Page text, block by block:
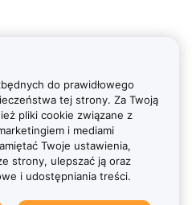
do prawidłowego
tej strony. Za Twoją
pliki cookie związane z
i mediami
Twoje ustawienia,
strony, ulepszać ją oraz
i udostępniania treści.